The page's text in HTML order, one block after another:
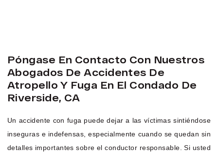
Póngase En Contacto Con Nuestros
Abogados De Accidentes De
Atropello Y Fuga En El Condado De
Riverside, CA
Un accidente con fuga puede dejar a las víctimas sintiéndose
inseguras e indefensas, especialmente cuando se quedan sin
detalles importantes sobre el conductor responsable. Si usted